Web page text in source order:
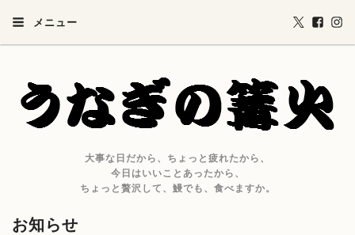
メニュー
大事な日だから、ちょっと疲れたから、
今日はいいことあったから、
ちょっと贅沢して、鰻でも、食べますか。
お知らせ